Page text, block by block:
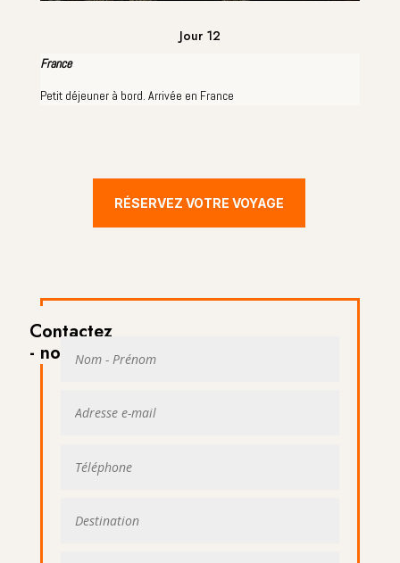
Jour 12
France
Petit déjeuner à bord. Arrivée en France
RÉSERVEZ VOTRE VOYAGE
Contactez
- nous